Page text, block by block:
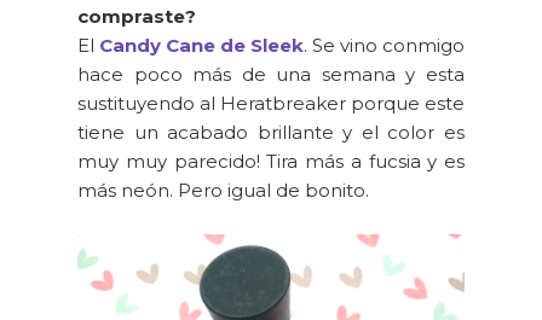
compraste?
El Candy Cane de Sleek. Se vino conmigo
hace poco más de una semana y esta
sustituyendo al Heratbreaker porque este
tiene un acabado brillante y el color es
muy muy parecido! Tira más a fucsia y es
más neón. Pero igual de bonito.